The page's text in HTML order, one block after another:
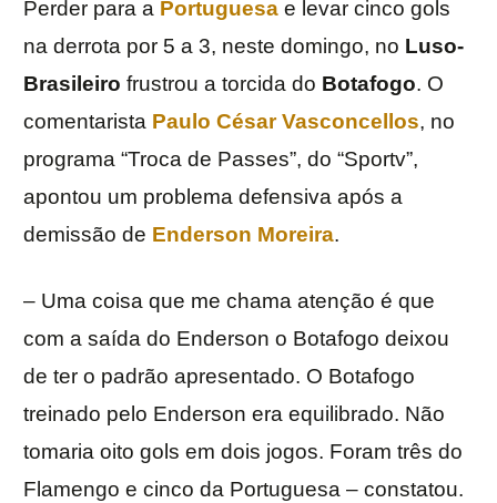
Perder para a Portuguesa e levar cinco gols
na derrota por 5 a 3, neste domingo, no Luso-
Brasileiro frustrou a torcida do Botafogo. O
comentarista Paulo César Vasconcellos, no
programa “Troca de Passes”, do “Sportv”,
apontou um problema defensiva após a
demissão de Enderson Moreira.
– Uma coisa que me chama atenção é que
com a saída do Enderson o Botafogo deixou
de ter o padrão apresentado. O Botafogo
treinado pelo Enderson era equilibrado. Não
tomaria oito gols em dois jogos. Foram três do
Flamengo e cinco da Portuguesa – constatou.